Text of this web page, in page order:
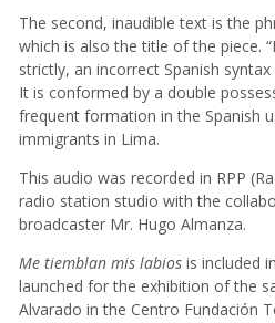
The second, inaudible text is the
which is also the title of the piece.
strictly, an incorrect Spanish
It is conformed by a double
frequent formation in the Spanish
immigrants in Lima.
This audio was recorded in RPP
radio station studio with the
broadcaster Mr. Hugo Almanza.
Me tiemblan mis labios is included
launched for the exhibition of the
Alvarado in the Centro Fundación